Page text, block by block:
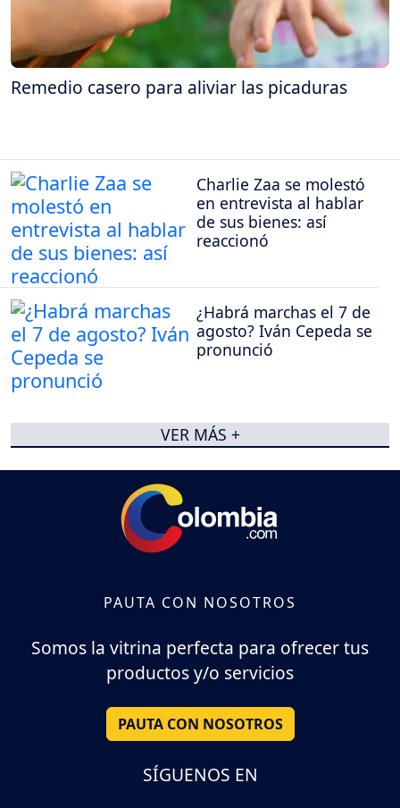
Remedio casero para aliviar las picaduras
Charlie Zaa se molestó
en entrevista al hablar
de sus bienes: así
reaccionó
¿Habrá marchas el 7 de
agosto? Iván Cepeda se
pronunció
VER MÁS +
PAUTA CON NOSOTROS
Somos la vitrina perfecta para ofrecer tus
productos y/o servicios
PAUTA CON NOSOTROS
SÍGUENOS EN